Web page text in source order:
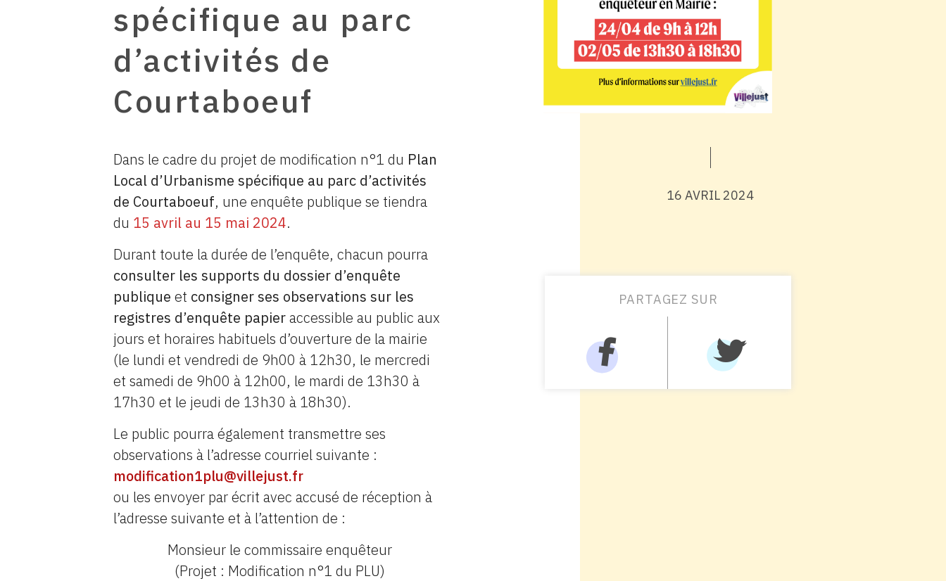
spécifique au parc
d’activités de
Courtaboeuf
Dans le cadre du projet de modification n°1 du Plan
Local d’Urbanisme spécifique au parc d’activités
de Courtaboeuf, une enquête publique se tiendra
du 15 avril au 15 mai 2024.
Durant toute la durée de l’enquête, chacun pourra
consulter les supports du dossier d’enquête
publique et consigner ses observations sur les
registres d’enquête papieraccessible au public aux
jours et horaires habituels d’ouverture de la mairie
(le lundi et vendredi de 9h00 à 12h30, le mercredi
et samedi de 9h00 à 12h00, le mardi de 13h30 à
17h30 et le jeudi de 13h30 à 18h30).
Le public pourra également transmettre ses
observations à l’adresse courriel suivante :
modification1plu@villejust.fr
ou les envoyer par écrit avec accusé de réception à
l’adresse suivante et à l’attention de :
Monsieur le commissaire enquêteur
(Projet : Modification n°1 du PLU)
16 AVRIL 2024
PARTAGEZ SUR